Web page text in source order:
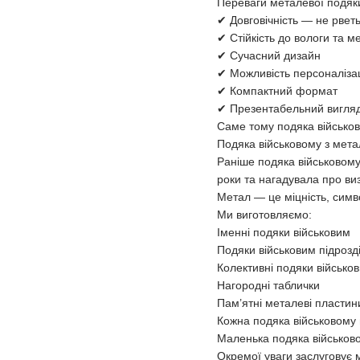
Переваги металевої
✔ Довговічність — не
✔ Стійкість до вологи та
✔ Сучасний дизайн
✔ Можливість
✔ Компактний формат
✔ Презентабельний
Саме тому подяка
Подяка військовому з
Раніше подяка
роки та нагадувала про
Метал — це міцність,
Ми виготовляємо:
Іменні подяки військовим
Подяки військовим
Колективні подяки
Нагородні таблички
Пам’ятні металеві
Кожна подяка військовому
Маленька подяка
Окремої уваги